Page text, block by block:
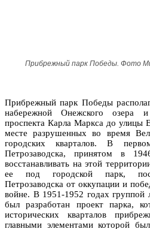
Прибрежный парк Победы. Фото
Прибрежный парк Победы
набережной Онежского озера
проспекта Карла Маркса до улицы
месте разрушенных во время
городских кварталов. В
Петрозаводска, принятом в
восстанавливать на этой
ее под городской парк,
Петрозаводска от оккупации и
войне. В 1951-1952 годах группой
был разработан проект парка,
исторических кварталов
главными элементами которой